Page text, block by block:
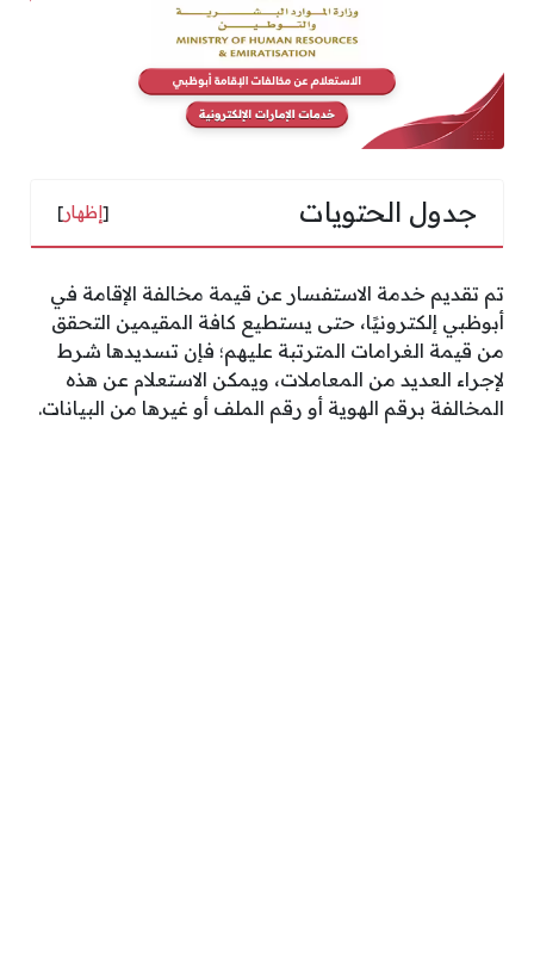
جدول الحتويات [إظهار]
تم تقديم خدمة الاستفسار عن قيمة مخالفة الإقامة في
أبوظبي إلكترونيًا، حتى يستطيع كافة المقيمين التحقق
من قيمة الغرامات المترتبة عليهم؛ فإن تسديدها شرط
لإجراء العديد من المعاملات، ويمكن الاستعلام عن هذه
المخالفة برقم الهوية أو رقم الملف أو غيرها من البيانات.